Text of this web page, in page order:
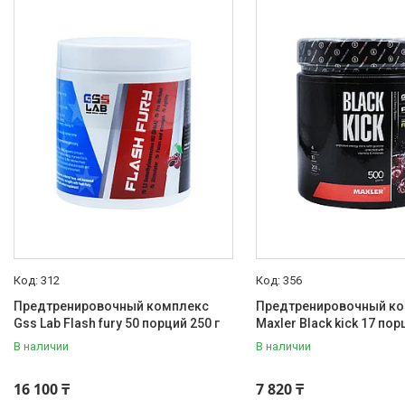
Гавайский апельсин 1
Голубая малина 4
Голубика
1
Еще 9
Порций
60 1
40 1
Назначение
312
Предтренировочный комплекс
Gss Lab Flash fury 50 порций 250 г
В наличии
16 100 ₸
356
Предтренировочный
Maxler Black kick 17
В наличии
7 820 ₸